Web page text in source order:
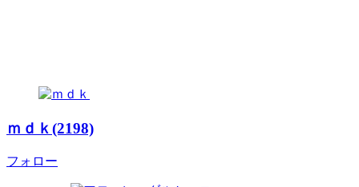
ｍｄｋ(2198)
フォロー